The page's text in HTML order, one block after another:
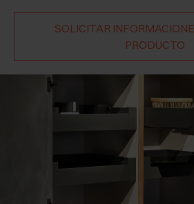
SOLICITAR
PRODUCTO